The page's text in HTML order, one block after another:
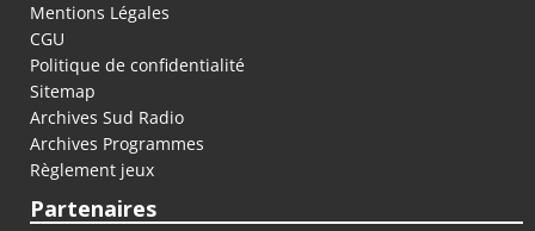
Mentions Légales
CGU
Politique de confidentialité
Sitemap
Archives Sud Radio
Archives Programmes
Règlement jeux
Partenaires